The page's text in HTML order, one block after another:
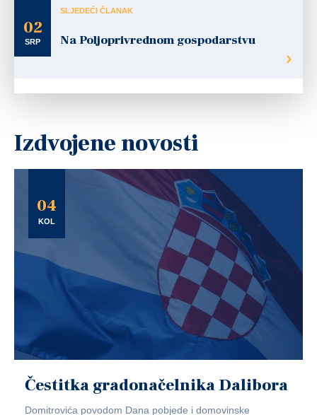
02
SRP
SLJEDEĆI ČLANAK
Na Poljoprivrednom gospodarstvu
Izdvojene novosti
04
KOL
Čestitka gradonačelnika Dalibora
Domitrovića povodom Dana pobjede i domovinske